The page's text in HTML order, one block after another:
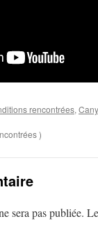
rencontrées,
)
sera pas publiée.